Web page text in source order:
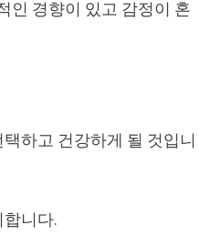
인 경향이 있고 감정이 혼
하고 건강하게 될 것입니
니다.